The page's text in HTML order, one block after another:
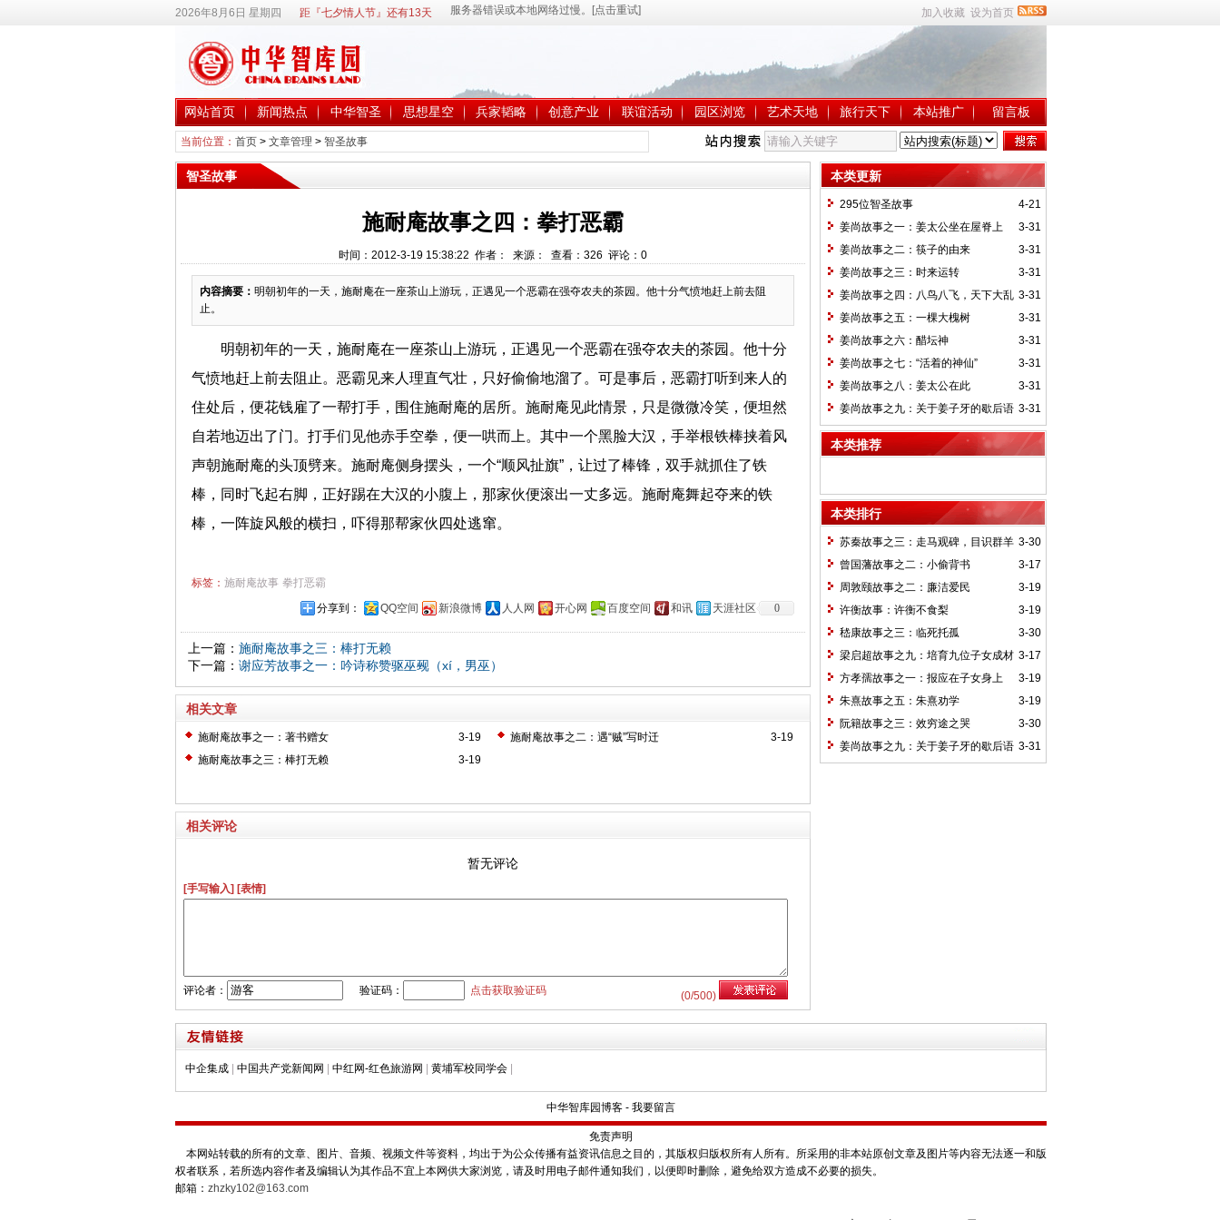
2026年8月6日 星期四 距『七夕情人节』还有13天 加入收藏 设为首页
网站首页 新闻热点 中华智圣 思想星空 兵家韬略 创意产业 联谊活动 园区浏览 艺术天地 旅行天下 本站推广 留言板
当前位置： 首页> 文章管理 > 智圣故事
智圣故事
施耐庵故事之四：拳打恶霸
时间：2012-3-19 15:38:22 作者： 来源： 查看： 326 评论： 0
内容摘要： 明朝初年的一天，施耐庵在一座茶山上游玩，正遇见一个恶霸在强夺农夫的茶园。他十分气愤地赶上前去阻
止。
明朝初年的一天，施耐庵在一座茶山上游玩，正遇见一个恶霸在强夺农夫的茶园。他十分
气愤地赶上前去阻止。恶霸见来人理直气壮，只好偷偷地溜了。可是事后，恶霸打听到来人的
住处后，便花钱雇了一帮打手，围住施耐庵的居所。施耐庵见此情景，只是微微冷笑，便坦然
自若地迈出了门。打手们见他赤手空拳，便一哄而上。其中一个黑脸大汉，手举根铁棒挟着风
声朝施耐庵的头顶劈来。施耐庵侧身摆头，一个“顺风扯旗”，让过了棒锋，双手就抓住了铁
棒，同时飞起右脚，正好踢在大汉的小腹上，那家伙便滚出一丈多远。施耐庵舞起夺来的铁
棒，一阵旋风般的横扫，吓得那帮家伙四处逃窜。
标签： 施耐庵故事 拳打恶霸
分享到：
QQ空间 新浪微博 人人网 开心网 百度空间 和讯 天涯社区 0
上一篇： 施耐庵故事之三：棒打无赖
下一篇： 谢应芳故事之一：吟诗称赞驱巫觋（xí，男巫）
相关文章
3-19
施耐庵故事之一：著书赠女 3-19
施耐庵故事之二：遇“贼”写时迁
3-19
施耐庵故事之三：棒打无赖
相关评论
暂无评论
[手写输入] [表情]
(0/500)
评论者： 验证码： 点击获取验证码
本类更新
4-21
295位智圣故事
3-31
姜尚故事之一：姜太公坐在屋脊上
3-31
姜尚故事之二：筷子的由来
3-31
姜尚故事之三：时来运转
3-31
姜尚故事之四：八鸟八飞，天下大乱
3-31
姜尚故事之五：一棵大槐树
3-31
姜尚故事之六：醋坛神
3-31
姜尚故事之七：“活着的神仙”
3-31
姜尚故事之八：姜太公在此
3-31
姜尚故事之九：关于姜子牙的歇后语
本类推荐
本类排行
3-30
苏秦故事之三：走马观碑，目识群羊
3-17
曾国藩故事之二：小偷背书
3-19
周敦颐故事之二：廉洁爱民
3-19
许衡故事：许衡不食梨
3-30
嵇康故事之三：临死托孤
3-17
梁启超故事之九：培育九位子女成材
的神奇“小妾”——王桂荃
3-19
方孝孺故事之一：报应在子女身上
3-19
朱熹故事之五：朱熹劝学
3-30
阮籍故事之三：效穷途之哭
3-31
姜尚故事之九：关于姜子牙的歇后语
中企集成 中国共产党新闻网 中红网-红色旅游网 黄埔军校同学会
中华智库园博客- 我要留言
免责声明
本网站转载的所有的文章、图片、音频、视频文件等资料，均出于为公众传播有益资讯信息之目的，其版权归版权所有人所有。所采用的非本站原创文章及图片等内容无法逐一和版
权者联系，若所选内容作者及编辑认为其作品不宜上本网供大家浏览，请及时用电子邮件通知我们，以便即时删除，避免给双方造成不必要的损失。
邮箱： zhzky102@163.com